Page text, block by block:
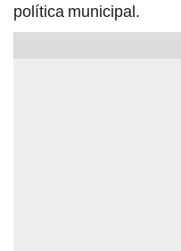
política municipal.